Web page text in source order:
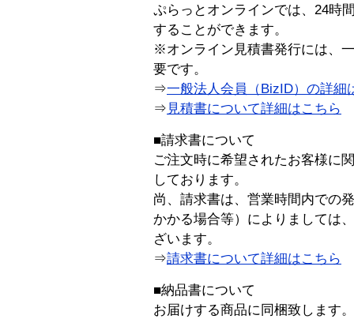
ぷらっとオンラインでは、24時
することができます。
※オンライン見積書発行には、
要です。
⇒一般法人会員（BizID）の詳細
⇒ 見積書について詳細はこちら
■請求書について
ご注文時に希望されたお客様に
しております。
尚、請求書は、営業時間内での
かかる場合等）によりましては
ざいます。
⇒請求書について詳細はこちら
■納品書について
お届けする商品に同梱致します。